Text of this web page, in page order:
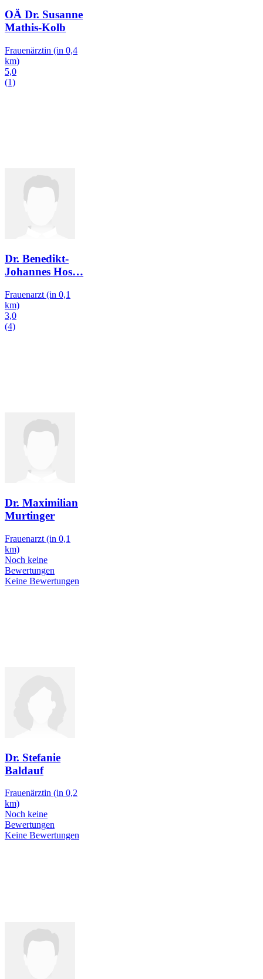
OÄ Dr. Susanne
Mathis-Kolb
Frauenärztin (in 0,4
km)
5,0
(1)
Dr. Benedikt-
Johannes Hos…
Frauenarzt (in 0,1
km)
3,0
(4)
Dr. Maximilian
Murtinger
Frauenarzt (in 0,1
km)
Noch keine
Bewertungen
Keine Bewertungen
Dr. Stefanie
Baldauf
Frauenärztin (in 0,2
km)
Noch keine
Bewertungen
Keine Bewertungen